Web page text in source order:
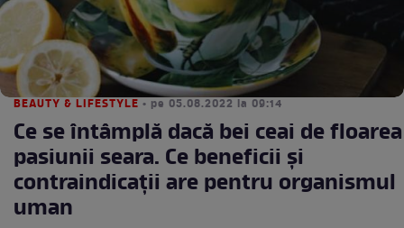
BEAUTY & LIFESTYLE • pe 05.08.2022 la 09:14
Ce se întâmplă dacă bei ceai de floarea
pasiunii seara. Ce beneficii și
contraindicații are pentru organismul
uman